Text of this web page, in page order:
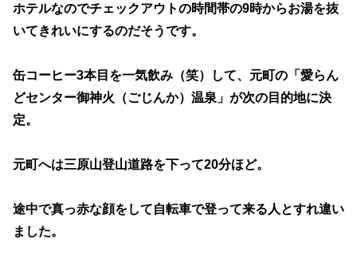
ホテルなのでチェックアウトの時間帯の9時からお湯を抜
いてきれいにするのだそうです。
缶コーヒー3本目を一気飲み（笑）して、元町の「愛らん
どセンター御神火（ごじんか）温泉」が次の目的地に決
定。
元町へは三原山登山道路を下って20分ほど。
途中で真っ赤な顔をして自転車で登って来る人とすれ違い
ました。